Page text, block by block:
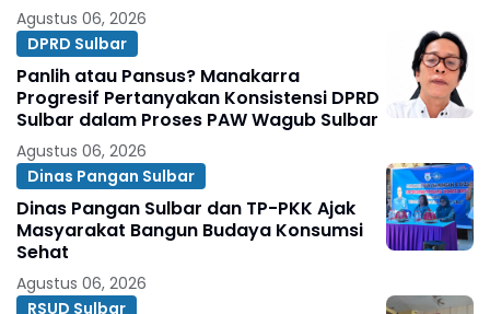
Agustus 06, 2026
DPRD Sulbar
Panlih atau Pansus? Manakarra
Progresif Pertanyakan Konsistensi DPRD
Sulbar dalam Proses PAW Wagub Sulbar
Agustus 06, 2026
Dinas Pangan Sulbar
Dinas Pangan Sulbar dan TP-PKK Ajak
Masyarakat Bangun Budaya Konsumsi
Sehat
Agustus 06, 2026
RSUD Sulbar